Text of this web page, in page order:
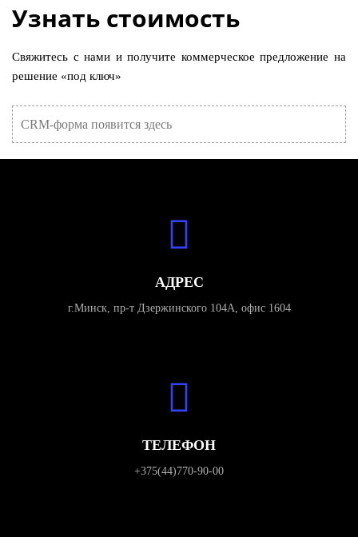
Узнать стоимость
Свяжитесь с нами и получите коммерческое предложение на
решение «под ключ»
CRM-форма появится здесь
АДРЕС
г.Минск, пр-т Дзержинского 104А, офис 1604
ТЕЛЕФОН
+375(44)770-90-00